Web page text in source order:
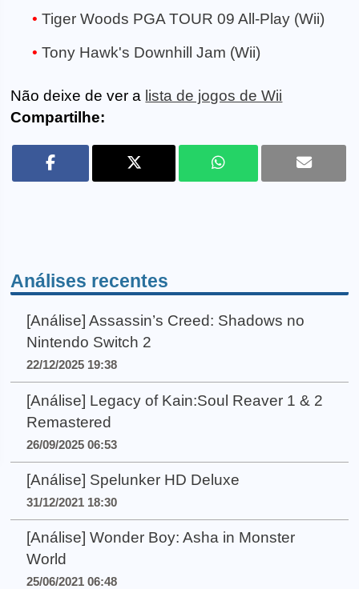
Tiger Woods PGA TOUR 09 All-Play (Wii)
Tony Hawk's Downhill Jam (Wii)
Não deixe de ver a lista de jogos de Wii
Compartilhe:
Análises recentes
[Análise] Assassin’s Creed: Shadows no
Nintendo Switch 2
22/12/2025 19:38
[Análise] Legacy of Kain:Soul Reaver 1 & 2
Remastered
26/09/2025 06:53
[Análise] Spelunker HD Deluxe
31/12/2021 18:30
[Análise] Wonder Boy: Asha in Monster
World
25/06/2021 06:48